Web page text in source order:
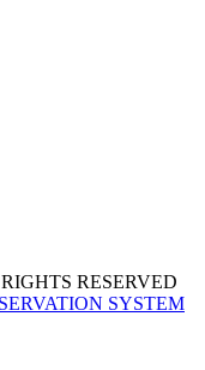
RESERVED
SYSTEM